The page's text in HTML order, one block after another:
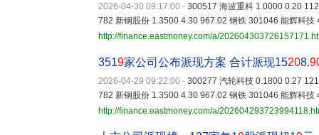
2026-04-30 09:17:00 - 300517 海波重科 1.0000 0.20
782 新钢股份 1.3500 4.30 967.02 钢铁 301046 能辉科
http://finance.eastmoney.com/a/
3519家公司公布派现方案 合计派现15208.
2026-04-29 09:22:00 - 300277 汽轮科技 0.1800 0.27
782 新钢股份 1.3500 4.30 967.02 钢铁 301046 能辉科
http://finance.eastmoney.com/a/